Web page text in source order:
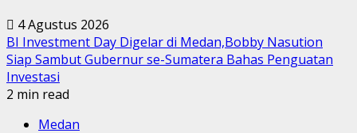
4 Agustus 2026
BI Investment Day Digelar di Medan,Bobby Nasution
Siap Sambut Gubernur se-Sumatera Bahas Penguatan
Investasi
2 min read
Medan